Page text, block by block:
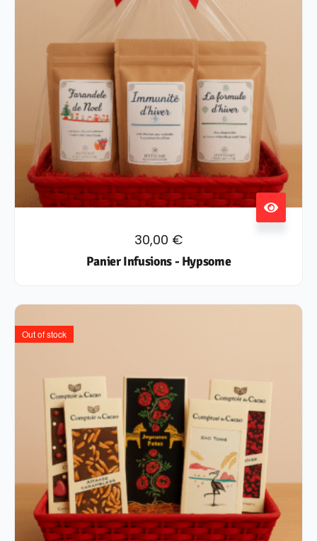
30,00 €
Panier Infusions - Hypsome
Out of stock